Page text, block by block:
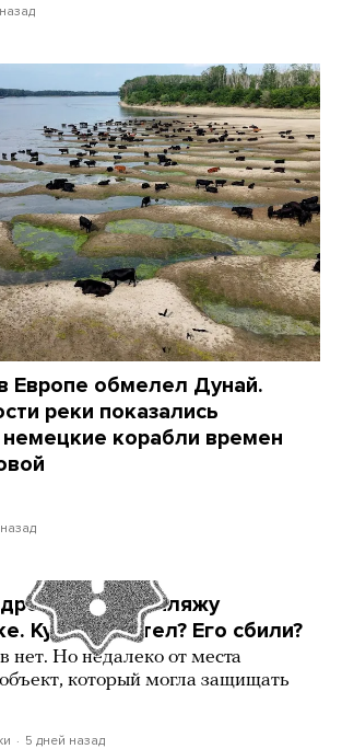
Европе обмелел Дунай.
реки показались
корабли времен
попал по пляжу
Куда он летел? Его сбили?
нет. Но недалеко от места
который могла защищать
5 дней назад